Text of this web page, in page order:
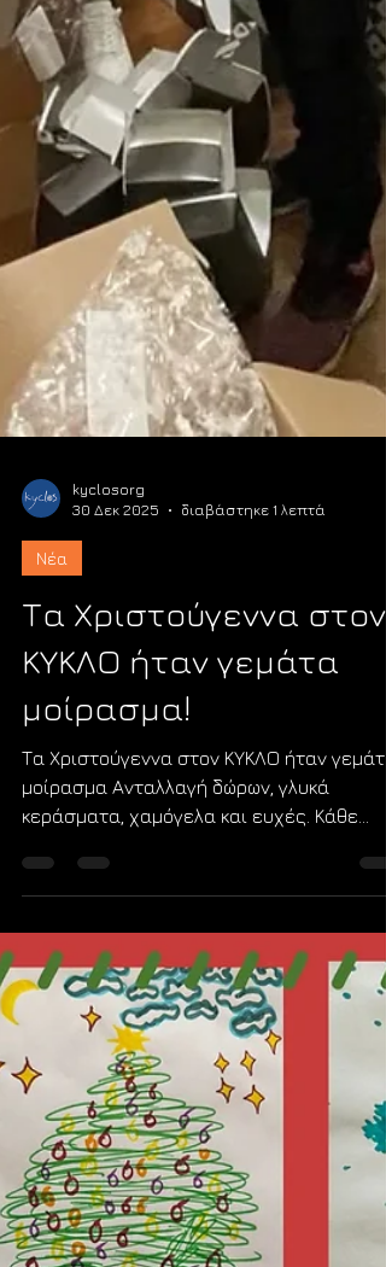
kyclosorg
Νέα
ΚΥΚΛΟ ήταν γεμάτα
μοίρασμα!
Τα Χριστούγεννα στον ΚΥΚΛΟ ήταν γεμάτα
μοίρασμα Ανταλλαγή δώρων, γλυκά
κεράσματα, χαμόγελα και ευχές. Κάθε
χρόνος που περνά, η κοινότητά μας
μεγαλώνει Γίνεται πιο πολύχρωμη, πιο
ζωντανή και πιο δυνατή — γιατί χτίζεται
από ανθρώπους που μοιράζονται,
νοιάζονται ο ένας για τον άλλον. Στον
ΚΥΚΛΟ, οι γιορτές είναι μια ακόμη
να θυμόμαστε πόσο σημαντικό είναι το